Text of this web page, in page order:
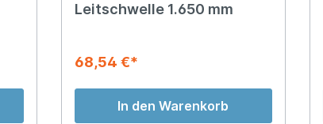
Leitschwelle 1.650 mm
68,54 €*
In den Warenkorb